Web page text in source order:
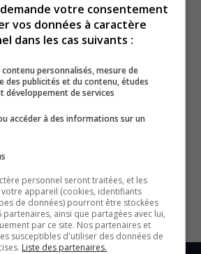
C’EST PROTÉGER NOTRE
ET NOTRE ÉCONOMIE
votre consentement
vos données à caractère
dans les cas suivants :
personnalisés, mesure de
des publicités et du contenu, études
développement de services
accéder à des informations sur un
personnel seront traitées, et les
appareil (cookies, identifiants
de données) pourront être stockées
partenaires, ainsi que partagées avec lui,
par ce site. Nos partenaires et
susceptibles d'utiliser des données de
Liste des partenaires.